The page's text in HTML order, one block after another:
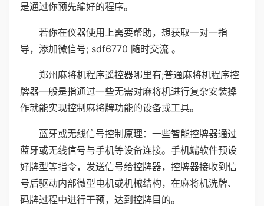
是通过你预先编好的程序。
若你在仪器使用上需要帮助，想获取一对一指
导，添加微信号; sdf6770 随时交流 。
郑州麻将机程序遥控器哪里有;普通麻将机程序控
牌器一般是指通过一些无需对麻将机进行复杂安装操
作就能实现控制麻将牌功能的设备或工具。
蓝牙或无线信号控制原理：一些智能控牌器通过
蓝牙或无线信号与手机等设备连接。手机端软件预设
好牌型等指令，发送信号给控牌器，控牌器接收到信
号后驱动内部微型电机或机械结构，在麻将机洗牌、
码牌过程中进行干预，达到控牌目的。